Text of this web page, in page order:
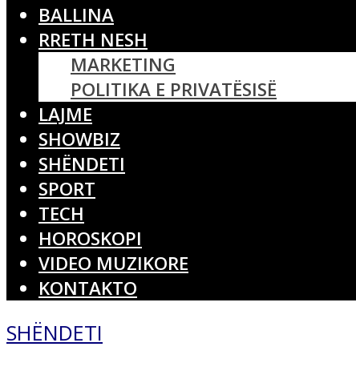
BALLINA
RRETH NESH
MARKETING
POLITIKA E PRIVATËSISË
LAJME
SHOWBIZ
SHËNDETI
SPORT
TECH
HOROSKOPI
VIDEO MUZIKORE
KONTAKTO
SHËNDETI